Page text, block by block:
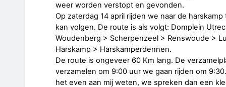
weer worden verstopt en gevonden.
Op zaterdag 14 april rijden we naar de
kan volgen. De route is als volgt: Domplein
Woudenberg > Scherpenzeel > Renswoude >
Harskamp > Harskamperdennen.
De route is ongeveer 60 Km lang. De
verzamelen om 9:00 uur we gaan rijden om
het even aan mij weten, we spreken dan een